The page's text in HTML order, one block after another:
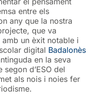
entre els
any que la nostra
que va
un èxit notable i
digital Badalonès
en la seva
d’ESO del
als nois i noies fer